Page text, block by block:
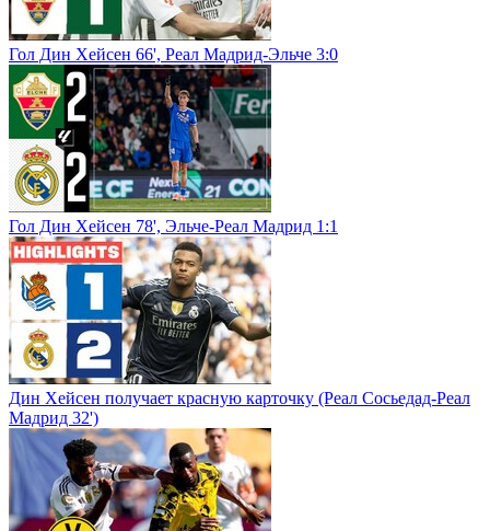
Гол Дин Хейсен 66', Реал Мадрид-Эльче 3:0
Гол Дин Хейсен 78', Эльче-Реал Мадрид 1:1
Дин Хейсен получает красную карточку (Реал Сосьедад-Реал
Мадрид 32')